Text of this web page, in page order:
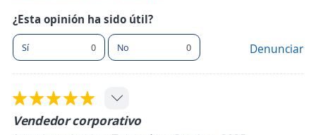
¿Esta opinión ha sido útil?
Sí 0 No 0 Denunciar
Vendedor corporativo